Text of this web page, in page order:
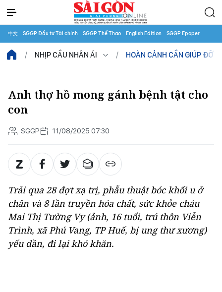
中文 SGGP Đầu tư Tài chính SGGP Thể Thao English Edition SGGP Epaper
NHỊP CẦU NHÂN ÁI HOÀN CẢNH CẦN GIÚP ĐỠ
Anh thợ hồ mong gánh bệnh tật cho
con
SGGP 11/08/2025 07:30
Trải qua 28 đợt xạ trị, phẫu thuật bóc khối u ở
chân và 8 lần truyền hóa chất, sức khỏe cháu
Mai Thị Tường Vy (ảnh, 16 tuổi, trú thôn Viễn
Trình, xã Phú Vang, TP Huế, bị ung thư xương)
yếu dần, đi lại khó khăn.